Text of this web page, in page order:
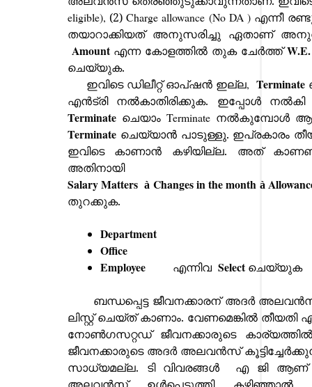
eligible), (2)Charge allowance (No DA ) എന്നീ
തയാറാക്കിയത് അനുസരിച്ചു ഏതാണ്
Amount എന്ന കോളത്തിൽ തുക ചേർത്ത്
ചെയ്യുക.
ഇവിടെ ഡിലീറ്റ് ഓപ്ഷൻ ഇല്ല, Terminate
എൻട്രി നൽകാതിരിക്കുക. ഇപ്പോൾ
Terminate ചെയാം Terminate നൽകുമ്പോൾ ആ
Terminateചെയ്യാൻ പാടുള്ളു. ഇപ്രകാരം
ഇവിടെ കാണാൻ കഴിയില്ല. അത്
അതിനായി
Salary Matters à Changes in the month à
തുറക്കുക.
Department
Office
Employee
എന്നിവ Select ചെയ്യുക
ബന്ധപ്പെട്ട ജീവനക്കാരന് അദർ
ലിസ്റ്റ് ചെയ്ത് കാണാം. വേണമെങ്കിൽ
നോൺഗസറ്റഡ് ജീവനക്കാരുടെ
ജീവനക്കാരുടെ അദർ അലവൻസ് കൂട്ടിച്ചേ
സാധ്യമല്ല. ടി വിവരങ്ങൾ
എ ജി ആണ്
അലവൻസ് ഉൾപ്പെടുത്തി കഴിഞ്ഞാൽ